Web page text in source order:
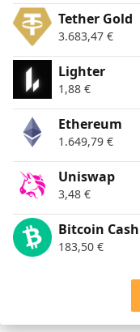
Tether Gold
3.683,47 €
Lighter
1,88 €
Ethereum
1.649,79 €
Uniswap
3,48 €
Bitcoin Cash
183,50 €